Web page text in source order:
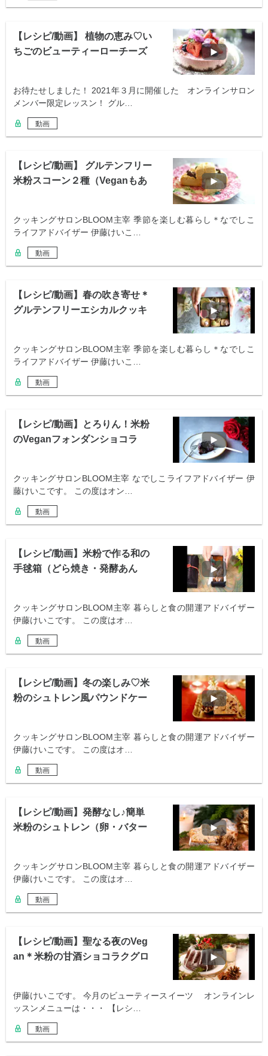
【レシピ/動画】 植物の恵み♡い
ちごのビューティーローチーズ
お待たせしました！ 2021年３月に開催した オンラインサロン
メンバー限定レッスン！ グル…
動画
【レシピ/動画】 グルテンフリー
米粉スコーン２種（Veganもあ
クッキングサロンBLOOM主宰 季節を楽しむ暮らし＊なでしこ
ライフアドバイザー 伊藤けいこ…
動画
【レシピ/動画】春の吹き寄せ＊
グルテンフリーエシカルクッキ
クッキングサロンBLOOM主宰 季節を楽しむ暮らし＊なでしこ
ライフアドバイザー 伊藤けいこ…
動画
【レシピ/動画】とろりん！米粉
のVeganフォンダンショコラ
クッキングサロンBLOOM主宰 なでしこライフアドバイザー 伊
藤けいこです。 この度はオン…
動画
【レシピ/動画】米粉で作る和の
手毬箱（どら焼き・発酵あん
クッキングサロンBLOOM主宰 暮らしと食の開運アドバイザー
伊藤けいこです。 この度はオ…
動画
【レシピ/動画】冬の楽しみ♡米
粉のシュトレン風パウンドケー
クッキングサロンBLOOM主宰 暮らしと食の開運アドバイザー
伊藤けいこです。 この度はオ…
動画
【レシピ/動画】発酵なし♪簡単
米粉のシュトレン（卵・バター
クッキングサロンBLOOM主宰 暮らしと食の開運アドバイザー
伊藤けいこです。 この度はオ…
動画
【レシピ/動画】聖なる夜のVeg
an＊米粉の甘酒ショコラクグロ
伊藤けいこです。 今月のビューティースイーツ オンラインレ
ッスンメニューは・・・ 【レシ…
動画